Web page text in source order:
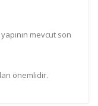
mevcut son
önemlidir.